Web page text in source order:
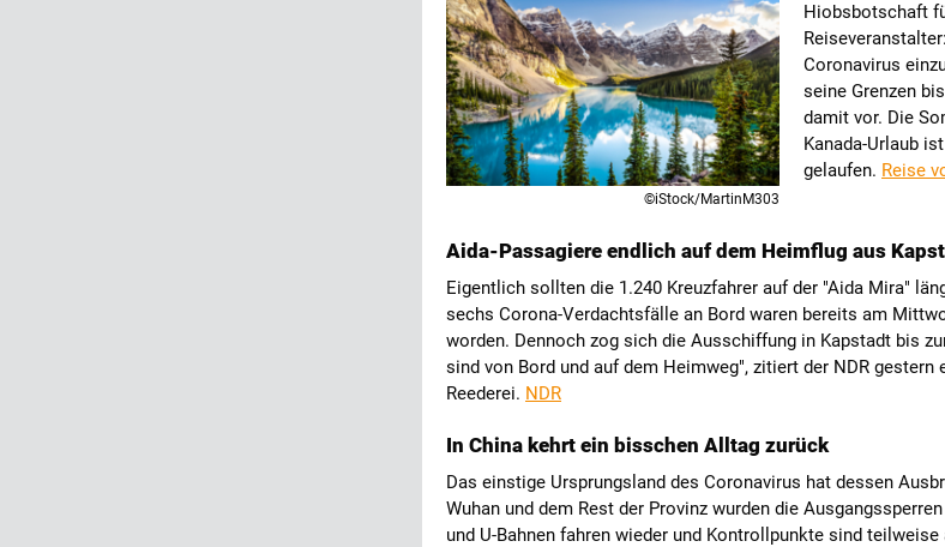
©iStock/MartinM303
Hiobsbotschaft
Coronavirus
seine Grenzen
damit vor. Die
Kanada-Urlaub
gelaufen. Reise
Aida-Passagiere endlich auf dem Heimflug aus
Eigentlich sollten die 1.240 Kreuzfahrer auf der "Aida Mira"
sechs Corona-Verdachtsfälle an Bord waren bereits am
worden. Dennoch zog sich die Ausschiffung in Kapstadt bis
sind von Bord und auf dem Heimweg", zitiert der NDR gestern
Reederei. NDR
In China kehrt ein bisschen Alltag zurück
Das einstige Ursprungsland des Coronavirus hat dessen
Wuhan und dem Rest der Provinz wurden die
und U-Bahnen fahren wieder und Kontrollpunkte sind